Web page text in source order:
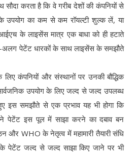
सौदा करता है कि वे गरीब देशों की कंपनियों से
उपयोग का कम से कम रॉयल्टी शुल्क लें, या
के लाइसेंस मात्र एक बाधा को ही हटाते
पेटेंट धारकों के साथ लाइसेंस के समझौते
लिए कंपनियों और संस्थानों पर उनकी बौद्धिक
उपयोग के लिए जल्द से जल्द उपलब्ध
इस समझौते से एक प्रभाव यह भी होगा कि
पेटेंट इस पूल में साझा करने का दबाव बन
और WHO के नेतृत्व में महामारी तैयारी संधि
पेटेंट जल्द से जल्द साझा किए जाने पर भी